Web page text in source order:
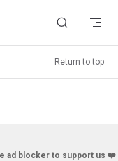
Return to top
ad blocker to support us ❤️